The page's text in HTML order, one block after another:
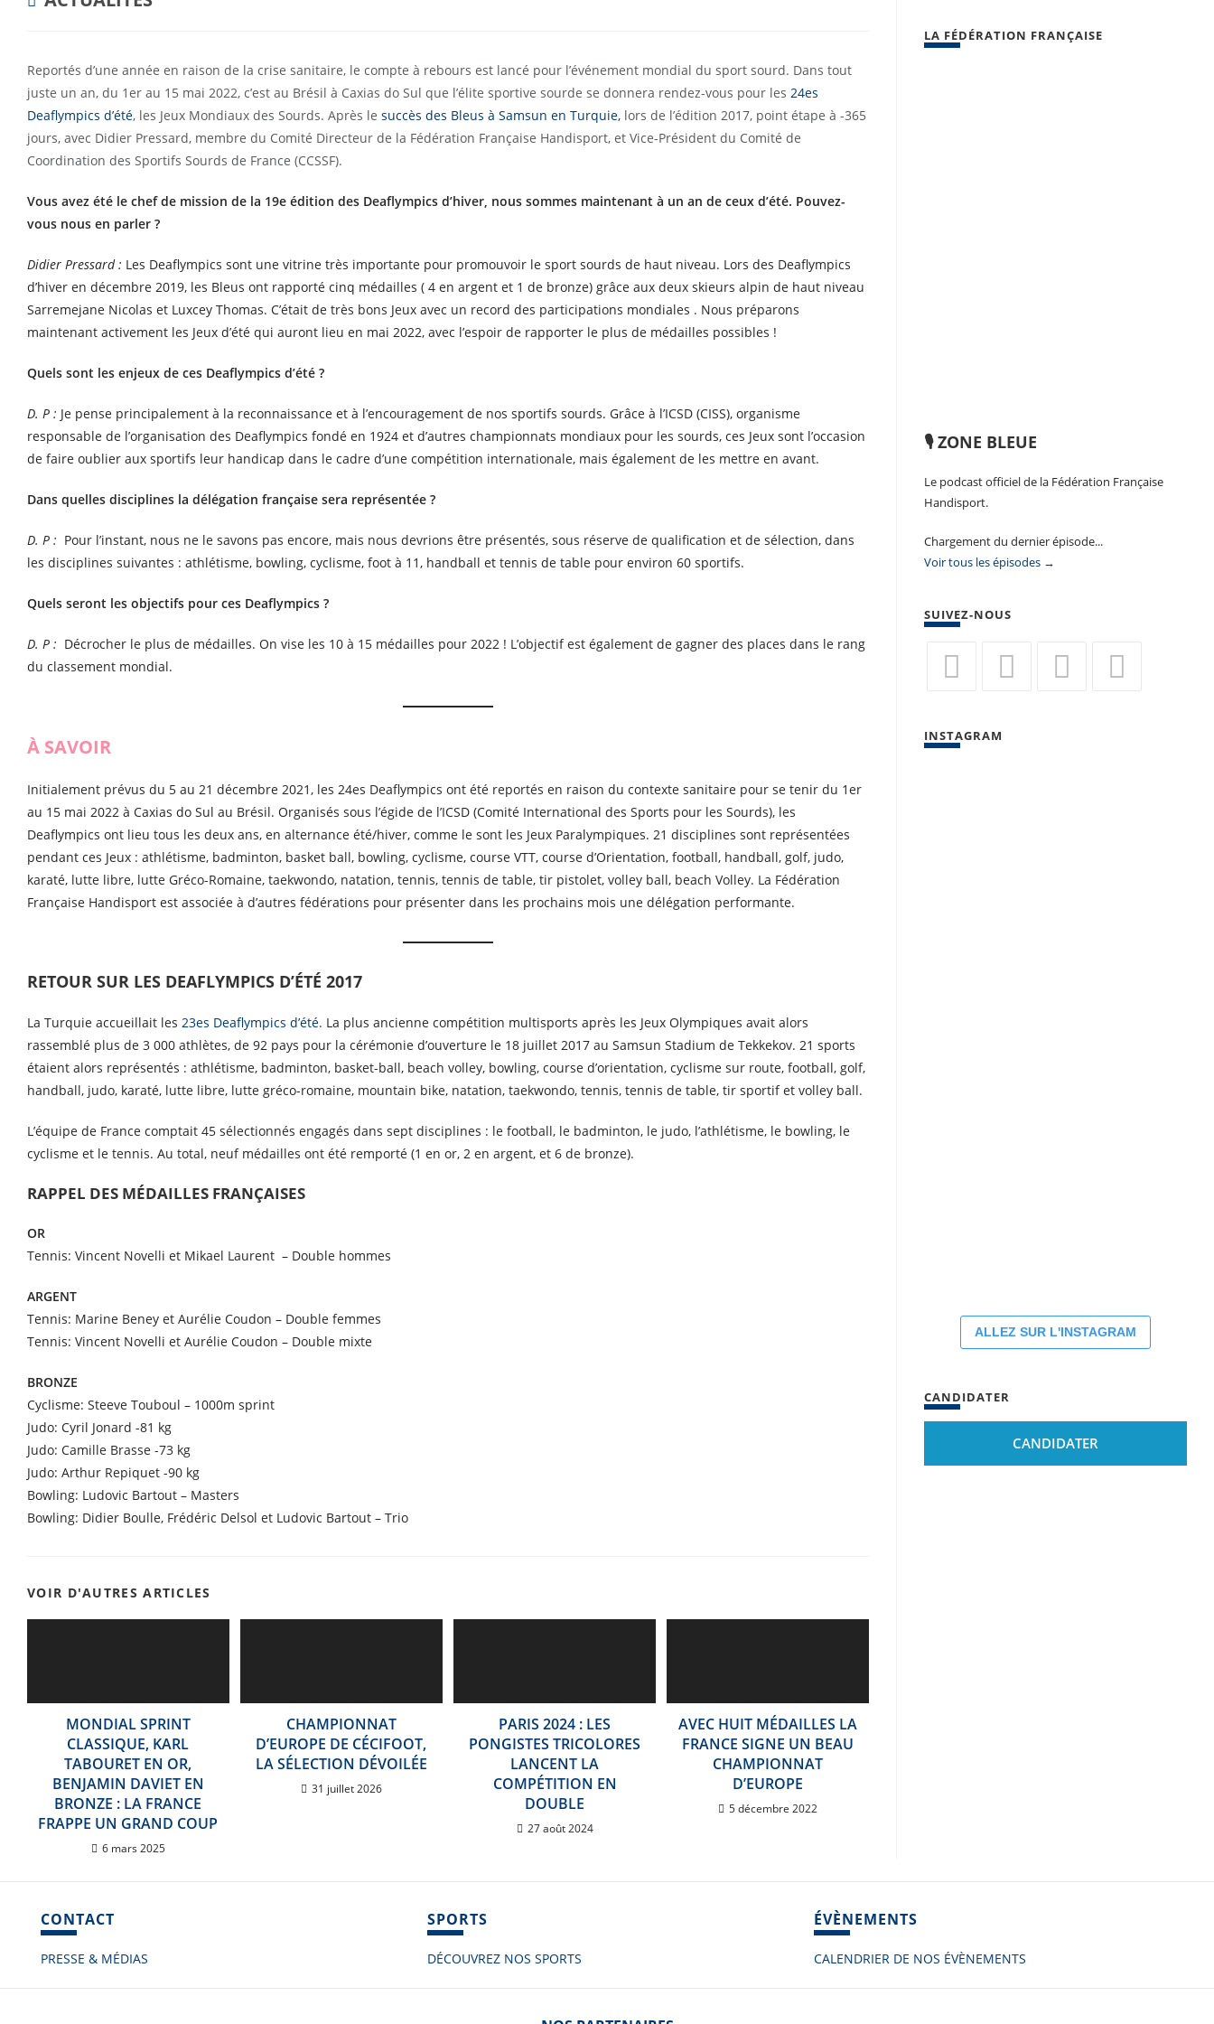
CATEGORY:
Reportés d’une année en raison de la crise sanitaire, le compte à rebours est lancé pour l’événement mondial du sport sourd. Dans tout
juste un an, du 1er au 15 mai 2022, c’est au Brésil à Caxias do Sul que l’élite sportive sourde se donnera rendez-vous pour les 24es
Deaflympics d’été, les Jeux Mondiaux des Sourds. Après le succès des Bleus à Samsun en Turquie, lors de l’édition 2017, point étape à -365
jours, avec Didier Pressard, membre du Comité Directeur de la Fédération Française Handisport, et Vice-Président du Comité de
Coordination des Sportifs Sourds de France (CCSSF).
Vous avez été le chef de mission de la 19e édition des Deaflympics d’hiver, nous sommes maintenant à un an de ceux d’été. Pouvez-
vous nous en parler ?
Didier Pressard : Les Deaflympics sont une vitrine très importante pour promouvoir le sport sourds de haut niveau. Lors des Deaflympics
d’hiver en décembre 2019, les Bleus ont rapporté cinq médailles ( 4 en argent et 1 de bronze) grâce aux deux skieurs alpin de haut niveau
Sarremejane Nicolas et Luxcey Thomas. C’était de très bons Jeux avec un record des participations mondiales . Nous préparons
maintenant activement les Jeux d’été qui auront lieu en mai 2022, avec l’espoir de rapporter le plus de médailles possibles !
Quels sont les enjeux de ces Deaflympics d’été ?
D. P : Je pense principalement à la reconnaissance et à l’encouragement de nos sportifs sourds. Grâce à l’ICSD (CISS), organisme
responsable de l’organisation des Deaflympics fondé en 1924 et d’autres championnats mondiaux pour les sourds, ces Jeux sont l’occasion
de faire oublier aux sportifs leur handicap dans le cadre d’une compétition internationale, mais également de les mettre en avant.
Dans quelles disciplines la délégation française sera représentée ?
D. P : Pour l’instant, nous ne le savons pas encore, mais nous devrions être présentés, sous réserve de qualification et de sélection, dans
les disciplines suivantes : athlétisme, bowling, cyclisme, foot à 11, handball et tennis de table pour environ 60 sportifs.
Quels seront les objectifs pour ces Deaflympics ?
D. P : Décrocher le plus de médailles. On vise les 10 à 15 médailles pour 2022 ! L’objectif est également de gagner des places dans le rang
du classement mondial.
À SAVOIR
Initialement prévus du 5 au 21 décembre 2021, les 24es Deaflympics ont été reportés en raison du contexte sanitaire pour se tenir du 1er
au 15 mai 2022 à Caxias do Sul au Brésil. Organisés sous l’égide de l’ICSD (Comité International des Sports pour les Sourds), les
Deaflympics ont lieu tous les deux ans, en alternance été/hiver, comme le sont les Jeux Paralympiques. 21 disciplines sont représentées
pendant ces Jeux : athlétisme, badminton, basket ball, bowling, cyclisme, course VTT, course d’Orientation, football, handball, golf, judo,
karaté, lutte libre, lutte Gréco-Romaine, taekwondo, natation, tennis, tennis de table, tir pistolet, volley ball, beach Volley. La Fédération
Française Handisport est associée à d’autres fédérations pour présenter dans les prochains mois une délégation performante.
RETOUR SUR LES DEAFLYMPICS D’ÉTÉ 2017
La Turquie accueillait les 23es Deaflympics d’été. La plus ancienne compétition multisports après les Jeux Olympiques avait alors
rassemblé plus de 3 000 athlètes, de 92 pays pour la cérémonie d’ouverture le 18 juillet 2017 au Samsun Stadium de Tekkekov. 21 sports
étaient alors représentés : athlétisme, badminton, basket-ball, beach volley, bowling, course d’orientation, cyclisme sur route, football, golf,
handball, judo, karaté, lutte libre, lutte gréco-romaine, mountain bike, natation, taekwondo, tennis, tennis de table, tir sportif et volley ball.
L’équipe de France comptait 45 sélectionnés engagés dans sept disciplines : le football, le badminton, le judo, l’athlétisme, le bowling, le
cyclisme et le tennis. Au total, neuf médailles ont été remporté (1 en or, 2 en argent, et 6 de bronze).
RAPPEL DES MÉDAILLES FRANÇAISES
OR
Tennis: Vincent Novelli et Mikael Laurent – Double hommes
ARGENT
Tennis: Marine Beney et Aurélie Coudon – Double femmes
Tennis: Vincent Novelli et Aurélie Coudon – Double mixte
BRONZE
Cyclisme: Steeve Touboul – 1000m sprint
Judo: Cyril Jonard -81 kg
Judo: Camille Brasse -73 kg
Judo: Arthur Repiquet -90 kg
Bowling: Ludovic Bartout – Masters
Bowling: Didier Boulle, Frédéric Delsol et Ludovic Bartout – Trio
VOIR D'AUTRES ARTICLES
MONDIAL SPRINT
CLASSIQUE, KARL
TABOURET EN OR,
BENJAMIN DAVIET EN
BRONZE : LA FRANCE
FRAPPE UN GRAND COUP
6 mars 2025
CHAMPIONNAT
D’EUROPE DE CÉCIFOOT,
LA SÉLECTION DÉVOILÉE
31 juillet 2026
PARIS 2024 : LES
PONGISTES TRICOLORES
LANCENT LA
COMPÉTITION EN
DOUBLE
27 août 2024
AVEC HUIT MÉDAILLES LA
FRANCE SIGNE UN BEAU
CHAMPIONNAT
D’EUROPE
5 décembre 2022
LA FÉDÉRATION FRANÇAISE
🎙️ ZONE BLEUE
Le podcast officiel de la Fédération Française
Handisport.
Chargement du dernier épisode...
Voir tous les épisodes →
SUIVEZ-NOUS
un
INSTAGRAM
ALLEZ SUR L'INSTAGRAM
CANDIDATER
CANDIDATER
CONTACT
PRESSE & MÉDIAS
SPORTS
DÉCOUVREZ NOS SPORTS
ÉVÈNEMENTS
CALENDRIER DE NOS ÉVÈNEMENTS